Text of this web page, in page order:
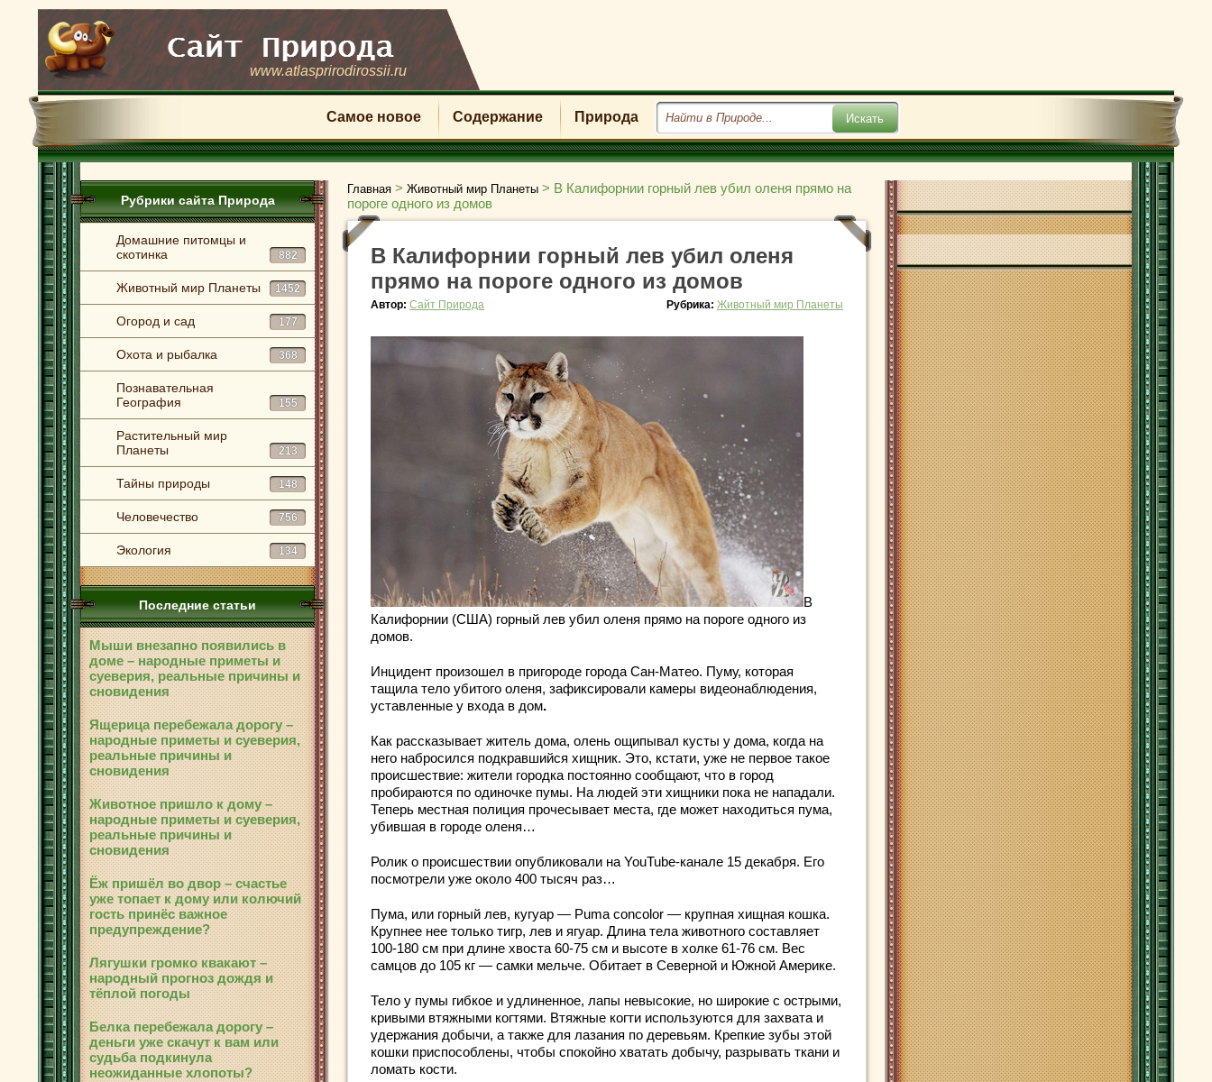
www.atlasprirodirossii.ru
Самое новое Содержание Природа
Рубрики сайта Природа
Домашние питомцы и
скотинка
882
Животный мир Планеты 1452
Огород и сад 177
Охота и рыбалка 368
Познавательная
География
155
Растительный мир
Планеты
213
Тайны природы 148
Человечество 756
Экология 134
Последние статьи
Мыши внезапно появились в
доме – народные приметы и
суеверия, реальные причины и
сновидения
Ящерица перебежала дорогу –
народные приметы и суеверия,
реальные причины и
сновидения
Животное пришло к дому –
народные приметы и суеверия,
реальные причины и
сновидения
Ёж пришёл во двор – счастье
уже топает к дому или колючий
гость принёс важное
предупреждение?
Лягушки громко квакают –
народный прогноз дождя и
тёплой погоды
Белка перебежала дорогу –
деньги уже скачут к вам или
судьба подкинула
неожиданные хлопоты?
Главная > Животный мир Планеты > В Калифорнии горный лев убил оленя прямо на
пороге одного из домов
В Калифорнии горный лев убил оленя
прямо на пороге одного из домов
Автор: Сайт Природа Рубрика: Животный мир Планеты
В
Калифорнии (США) горный лев убил оленя прямо на пороге одного из
домов.
Инцидент произошел в пригороде города Сан-Матео. Пуму, которая
тащила тело убитого оленя, зафиксировали камеры видеонаблюдения,
уставленные у входа в дом.
Как рассказывает житель дома, олень ощипывал кусты у дома, когда на
него набросился подкравшийся хищник. Это, кстати, уже не первое такое
происшествие: жители городка постоянно сообщают, что в город
пробираются по одиночке пумы. На людей эти хищники пока не нападали.
Теперь местная полиция прочесывает места, где может находиться пума,
убившая в городе оленя…
Ролик о происшествии опубликовали на YouTube-канале 15 декабря. Его
посмотрели уже около 400 тысяч раз…
Пума, или горный лев, кугуар — Puma concolor — крупная хищная кошка.
Крупнее нее только тигр, лев и ягуар. Длина тела животного составляет
100-180 см при длине хвоста 60-75 см и высоте в холке 61-76 см. Вес
самцов до 105 кг — самки мельче. Обитает в Северной и Южной Америке.
Тело у пумы гибкое и удлиненное, лапы невысокие, но широкие с острыми,
кривыми втяжными когтями. Втяжные когти используются для захвата и
удержания добычи, а также для лазания по деревьям. Крепкие зубы этой
кошки приспособлены, чтобы спокойно хватать добычу, разрывать ткани и
ломать кости.